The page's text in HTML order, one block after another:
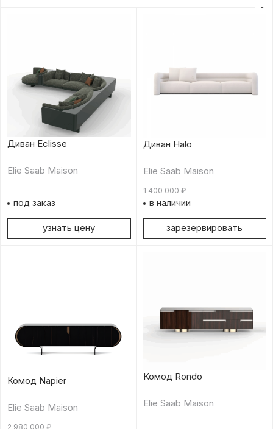
Диван Eclisse
Elie Saab Maison
под заказ
узнать цену
Диван Halo
Elie Saab Maison
1 400 000 ₽
в наличии
зарезервировать
Комод Napier
Elie Saab Maison
2 980 000 ₽
Комод Rondo
Elie Saab Maison